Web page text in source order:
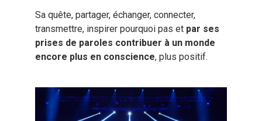
Sa quête, partager, échanger, connecter,
transmettre, inspirer pourquoi pas et par ses
prises de paroles contribuer à un monde
encore plus en conscience, plus positif.